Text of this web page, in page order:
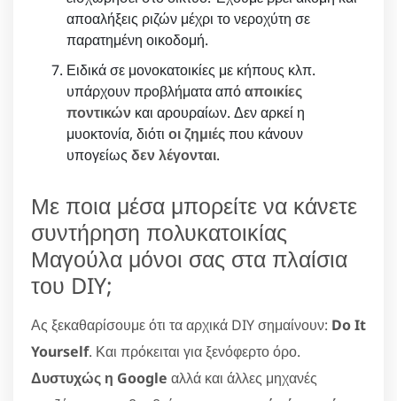
αποαλήξεις ριζών μέχρι το νεροχύτη σε
παρατημένη οικοδομή.
Ειδικά σε μονοκατοικίες με κήπους κλπ.
υπάρχουν προβλήματα απόαποικίες
ποντικών και αρουραίων. Δεν αρκεί η
μυοκτονία, διότι οι ζημιέςπου κάνουν
υπογείως δεν λέγονται.
Με ποια μέσα μπορείτε να κάνετε
συντήρηση πολυκατοικίας
Μαγούλα μόνοι σας στα πλαίσια
του DIY;
Ας ξεκαθαρίσουμε ότι τα αρχικά DIY σημαίνουν: Do It
Yourself. Και πρόκειται για ξενόφερτο όρο.
Δυστυχώς η Google αλλά και άλλες μηχανές